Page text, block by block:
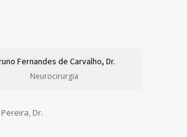
Fernandes de Carvalho, Dr.
Neurocirurgia